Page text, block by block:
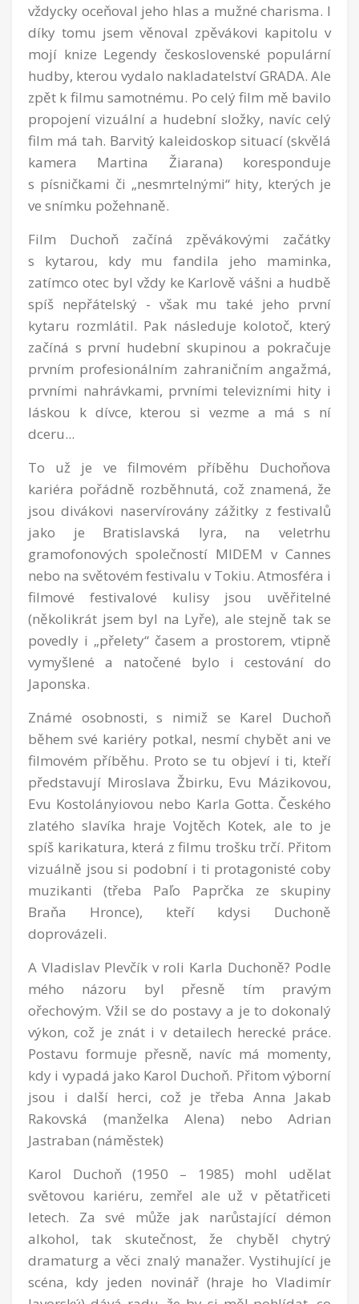
vždycky oceňoval jeho hlas a mužné charisma. I
díky tomu jsem věnoval zpěvákovi kapitolu v
mojí knize Legendy československé populární
hudby, kterou vydalo nakladatelství GRADA. Ale
zpět k filmu samotnému. Po celý film mě bavilo
propojení vizuální a hudební složky, navíc celý
film má tah. Barvitý kaleidoskop situací (skvělá
kamera Martina Žiarana) koresponduje
s písničkami či „nesmrtelnými“ hity, kterých je
ve snímku požehnaně.
Film Duchoň začíná zpěvákovými začátky
s kytarou, kdy mu fandila jeho maminka,
zatímco otec byl vždy ke Karlově vášni a hudbě
spíš nepřátelský - však mu také jeho první
kytaru rozmlátil. Pak následuje kolotoč, který
začíná s první hudební skupinou a pokračuje
prvním profesionálním zahraničním angažmá,
prvními nahrávkami, prvními televizními hity i
láskou k dívce, kterou si vezme a má s ní
dceru...
To už je ve filmovém příběhu Duchoňova
kariéra pořádně rozběhnutá, což znamená, že
jsou divákovi naservírovány zážitky z festivalů
jako je Bratislavská lyra, na veletrhu
gramofonových společností MIDEM v Cannes
nebo na světovém festivalu v Tokiu. Atmosféra i
filmové festivalové kulisy jsou uvěřitelné
(několikrát jsem byl na Lyře), ale stejně tak se
povedly i „přelety“ časem a prostorem, vtipně
vymyšlené a natočené bylo i cestování do
Japonska.
Známé osobnosti, s nimiž se Karel Duchoň
během své kariéry potkal, nesmí chybět ani ve
filmovém příběhu. Proto se tu objeví i ti, kteří
představují Miroslava Žbirku, Evu Mázikovou,
Evu Kostolányiovou nebo Karla Gotta. Českého
zlatého slavíka hraje Vojtěch Kotek, ale to je
spíš karikatura, která z filmu trošku trčí. Přitom
vizuálně jsou si podobní i ti protagonisté coby
muzikanti (třeba Paľo Paprčka ze skupiny
Braňa Hronce), kteří kdysi Duchoně
doprovázeli.
A Vladislav Plevčík v roli Karla Duchoně? Podle
mého názoru byl přesně tím pravým
ořechovým. Vžil se do postavy a je to dokonalý
výkon, což je znát i v detailech herecké práce.
Postavu formuje přesně, navíc má momenty,
kdy i vypadá jako Karol Duchoň. Přitom výborní
jsou i další herci, což je třeba Anna Jakab
Rakovská (manželka Alena) nebo Adrian
Jastraban (náměstek)
Karol Duchoň (1950 – 1985) mohl udělat
světovou kariéru, zemřel ale už v pětatřiceti
letech. Za své může jak narůstající démon
alkohol, tak skutečnost, že chyběl chytrý
dramaturg a věci znalý manažer. Vystihující je
scéna, kdy jeden novinář (hraje ho Vladimír